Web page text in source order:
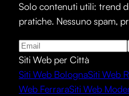
Solo contenuti utili: trend
pratiche. Nessuno spam,
Siti Web per Città
Siti Web BolognaSiti Web
Web FerraraSiti Web